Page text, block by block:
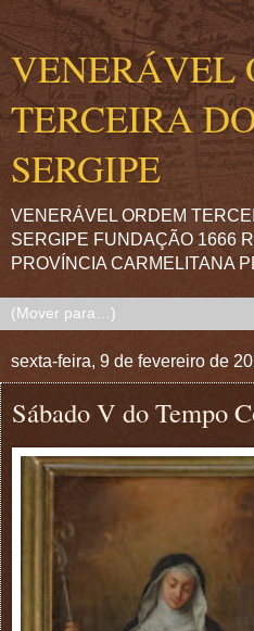
VENERÁVEL
TERCEIRA
SERGIPE
VENERÁVEL ORDEM
SERGIPE FUNDAÇÃO 1666
PROVÍNCIA CARMELITANA
sexta-feira, 9 de fevereiro de
Sábado V do Tempo